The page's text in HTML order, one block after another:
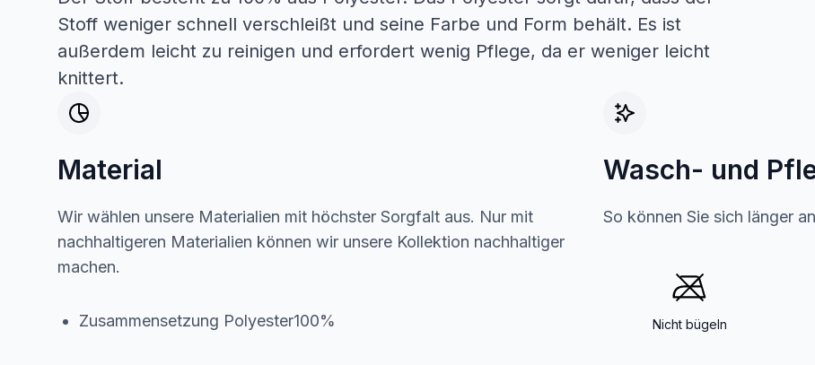
Stoff weniger schnell verschleißt und seine Farbe und Form behält. Es ist
außerdem leicht zu reinigen und erfordert wenig Pflege, da er weniger leicht
knittert.
Material
Wir wählen unsere Materialien mit höchster Sorgfalt aus. Nur mit
nachhaltigeren Materialien können wir unsere Kollektion nachhaltiger
machen.
Zusammensetzung Polyester100%
Wasch- und
So können Sie sich länger
Nicht bügeln